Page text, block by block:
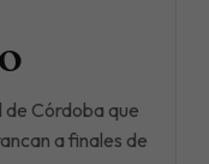
de Córdoba que
a finales de